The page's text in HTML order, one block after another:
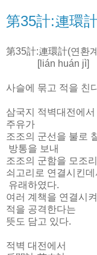
第35計:連環
第35計:連環計(연환
[lián huán jì]
사슬에 묶고 적을 친
삼국지 적벽대전에서
주유가
조조의 군선을 불로
방통을 보내
조조의 군함을 모조리
쇠고리로 연결시킨데
유래하였다.
여러 계책을 연결시켜
적을 공격한다는
뜻도 담고 있다.
적벽 대전에서